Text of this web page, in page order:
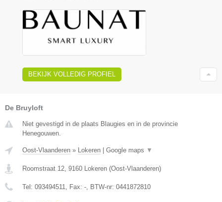
BEKIJK VOLLEDIG PROFIEL
De Bruyloft
Niet gevestigd in de plaats Blaugies en in de provincie
Henegouwen.
Oost-Vlaanderen » Lokeren Google maps ▼
Roomstraat 12, 9160 Lokeren (Oost-Vlaanderen)
Tel: 093494511, Fax: -, BTW-nr: 0441872810